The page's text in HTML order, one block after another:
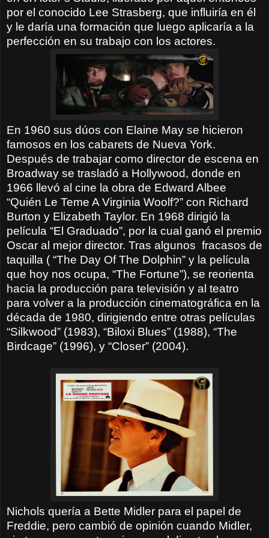
por el conocido Lee Strasberg, que influiría en él
y le daría una formación que luego aplicaría a la
perfección en su trabajo con los actores.
En 1960 sus dúos con Elaine May se hicieron
famosos en los cabarets de Nueva York.
Después de trabajar como director de escena en
Broadway se trasladó a Hollywood, donde en
1966 llevó al cine la obra de Edward Albee
“Quién Le Teme A Virginia Woolf?” con Richard
Burton y Elizabeth Taylor. En 1968 dirigió la
película “El Graduado”, por la cual ganó el premio
Oscar al mejor director. Tras algunos fracasos de
taquilla ( “The Day Of The Dolphin” y la película
que hoy nos ocupa, “The Fortune”), se reorienta
hacia la producción para televisión y al teatro
para volver a la producción cinematográfica en la
década de 1980, dirigiendo entre otras películas
“Silkwood” (1983), “Biloxi Blues” (1988), “The
Birdcage” (1996), y “Closer” (2004).
Nichols quería a Bette Midler para el papel de
Freddie, pero cambió de opinión cuando Midler,